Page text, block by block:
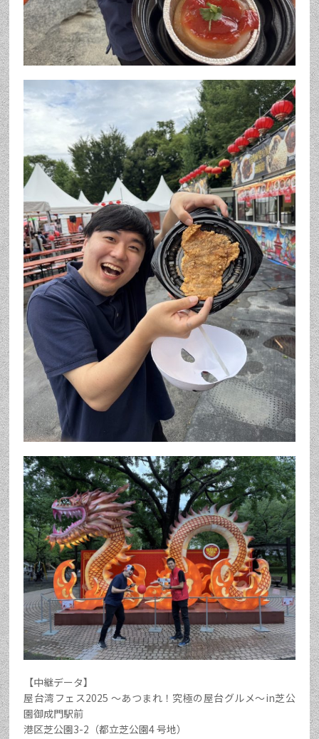
【中継データ】
屋台湾フェス2025 ～あつまれ！究極の屋台グルメ～in芝公
園御成門駅前
港区芝公園3-2（都立芝公園4 号地）